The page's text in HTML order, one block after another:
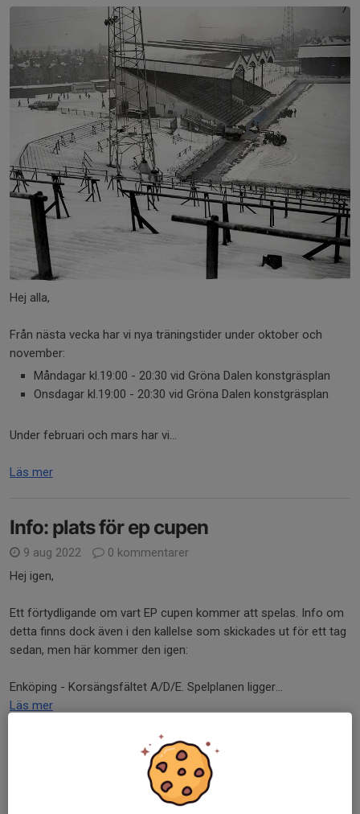
Hej alla,
Från nästa vecka har vi nya träningstider under oktober och
november:
Måndagar kl.19:00 - 20:30 vid Gröna Dalen konstgräsplan
Onsdagar kl.19:00 - 20:30 vid Gröna Dalen konstgräsplan
Under februari och mars har vi...
Läs mer
Info: plats för ep cupen
9 aug 2022
0 kommentarer
Hej igen,
Ett förtydligande om vart EP cupen kommer att spelas. Info om
detta finns dock även i den kallelse som skickades ut för ett tag
sedan, men här kommer den igen:
Enköping - Korsängsfältet A/D/E. Spelplanen ligger...
Läs mer
Info: ny samlingstid EPcup
0 kommentarer